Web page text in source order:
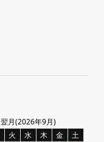
翌月(2026年9月)
火 水 木 金
土